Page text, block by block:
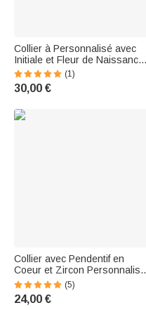
Collier à Personnalisé avec
Initiale et Fleur de Naissance
Pendentif avec Fleur et
Notation Musicale Cadeau
Anniversaire Fête des Mères
(1)
30,00 €
Collier avec Pendentif en
Coeur et Zircon Personnalisé
avec Initiale Cadeau
d'Anniversaire Fête des Mères
pour Elle
(5)
24,00 €